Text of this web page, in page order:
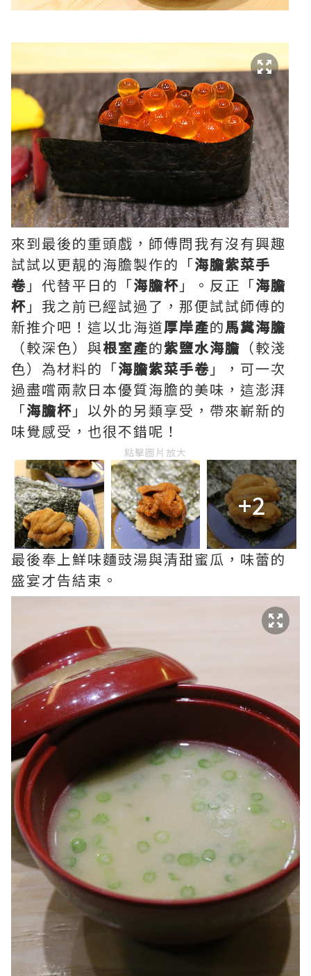
來到最後的重頭戲，師傅問我有沒有興趣
試試以更靚的海膽製作的「海膽紫菜手
卷 」代替平日的「海膽杯 」。反正「海膽
杯 」我之前已經試過了，那便試試師傅的
新推介吧！這以北海道厚岸產的馬糞海膽
（較深色）與根室產的紫鹽水海膽 （較淺
色）為材料的「海膽紫菜手卷 」，可一次
過盡嚐兩款日本優質海膽的美味，這澎湃
「海膽杯 」以外的另類享受，帶來嶄新的
味覺感受，也很不錯呢！
點擊圖片放大
+2
最後奉上鮮味麵豉湯與清甜蜜瓜，味蕾的
盛宴才告結束。